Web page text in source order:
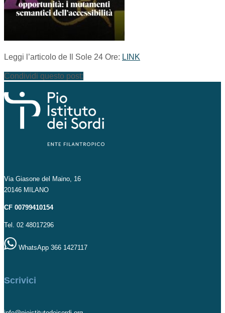
Leggi l’articolo de Il Sole 24 Ore: LINK
Condividi questo post:
Via Giasone del Maino, 16
20146 MILANO
CF 00799410154
Tel. 02 48017296
WhatsApp 366 1427117
Scrivici